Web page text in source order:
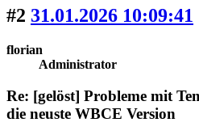
#2 31.01.2026 10:09:41
florian
Administrator
Re: [gelöst] Probleme mit
die neuste WBCE Version